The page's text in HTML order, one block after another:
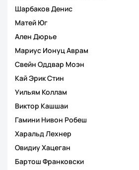
Шарбаков Денис
Матей Юг
Ален Дюрье
Мариус Ионуц Аврам
Свейн Оддвар Моэн
Кай Эрик Стин
Уильям Коллам
Виктор Кашшаи
Гамини Нивон Робеш
Харальд Лехнер
Овидиу Хацеган
Бартош Франковски